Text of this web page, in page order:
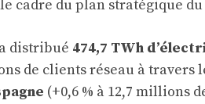
cadre du plan stratégique
distribué 474,7 TWh
de clients réseau à travers
(+0,6 % à 12,7 millions